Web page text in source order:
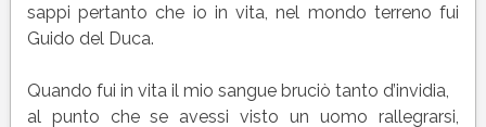
sappi pertanto che io in vita, nel mondo terreno fui
Guido del Duca.
Quando fui in vita il mio sangue bruciò tanto d’invidia,
al punto che se avessi visto un uomo rallegrarsi,